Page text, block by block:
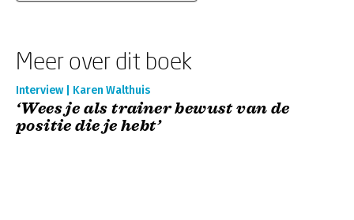
Meer over dit boek
Interview | Karen Walthuis
‘Wees je als trainer bewust van de
positie die je hebt’